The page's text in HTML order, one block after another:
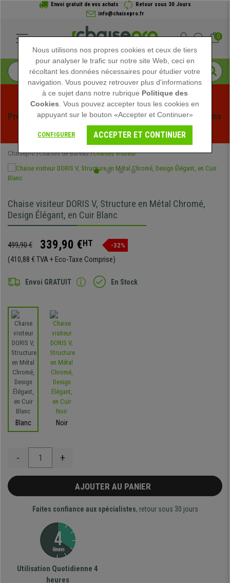
Envoi gratuit de vos achats
Retour sous 30 Jours
info@chaisepro.fr
0
Profitez des soldes d'été chez Chaisepro ! Des réductions
exclusives pour une durée limitée - Voir l'offre
Chaisepro Chaises de Bureau Chaises Visiteur
Chaise visiteur DORIS V, Structure en Métal Chromé,
Design Élégant, en Cuir Blanc
499,90 € 339,90 €HT -32%
(410,88 € TVA + Eco-Taxe Comprise)
Envoi GRATUIT En Stock
Blanc Noir
- +
AJOUTER AU PANIER
Faites confiance aux spécialistes, retour sous 30 jours
Utilisation Quotidienne 4
heures
Nous utilisons nos propres cookies et ceux de tiers
pour analyser le trafic sur notre site Web, ceci en
récoltant les données nécessaires pour étudier votre
navigation. Vous pouvez retrouver plus d'informations
à ce sujet dans notre rubrique Politique des
Cookies . Vous pouvez accepter tous les cookies en
appuyant sur le bouton «Accepter et Continuer»
CONFIGURER ACCEPTER ET CONTINUER